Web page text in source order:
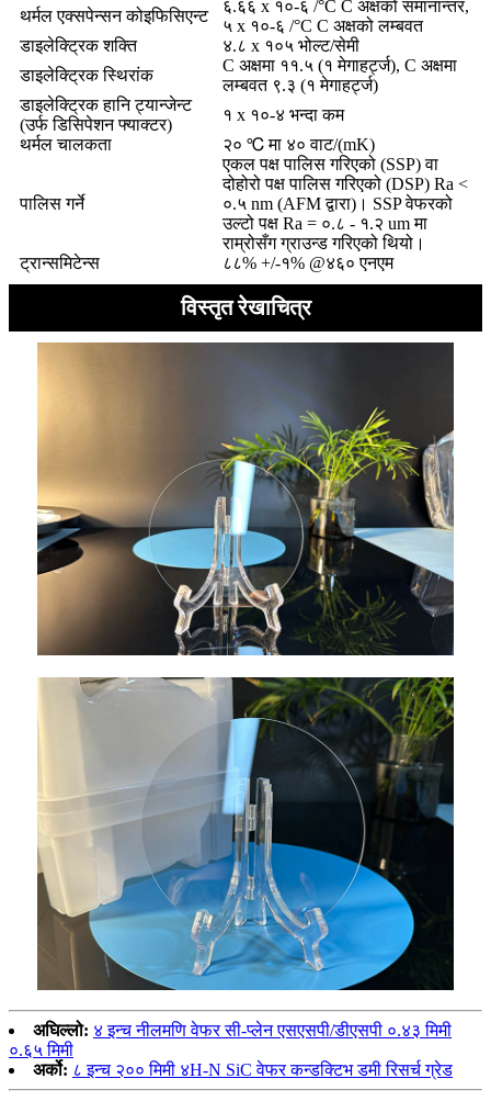
थर्मल एक्सपेन्सन कोइफिसिएन्ट
६.६६ x १०-६ /°C C अक्षको समानान्तर,
५ x १०-६ /°C C अक्षको लम्बवत
डाइलेक्ट्रिक शक्ति
४.८ x १०५ भोल्ट/सेमी
डाइलेक्ट्रिक स्थिरांक
C अक्षमा ११.५ (१ मेगाहर्ट्ज), C अक्षमा
लम्बवत ९.३ (१ मेगाहर्ट्ज)
डाइलेक्ट्रिक हानि ट्यान्जेन्ट
(उर्फ डिसिपेशन फ्याक्टर)
१ x १०-४ भन्दा कम
थर्मल चालकता
२० ℃ मा ४० वाट/(mK)
पालिस गर्ने
एकल पक्ष पालिस गरिएको (SSP) वा
दोहोरो पक्ष पालिस गरिएको (DSP) Ra <
०.५ nm (AFM द्वारा)। SSP वेफरको
उल्टो पक्ष Ra = ०.८ - १.२ um मा
राम्रोसँग ग्राउन्ड गरिएको थियो।
ट्रान्समिटेन्स
८८% +/-१% @४६० एनएम
विस्तृत रेखाचित्र
अघिल्लो: ४ इन्च नीलमणि वेफर सी-प्लेन एसएसपी/डीएसपी ०.४३ मिमी
०.६५ मिमी
अर्को: ८ इन्च २०० मिमी ४H-N SiC वेफर कन्डक्टिभ डमी रिसर्च ग्रेड